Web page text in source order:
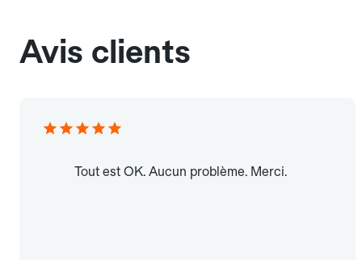
Avis clients
Tout est OK. Aucun problème. Merci.